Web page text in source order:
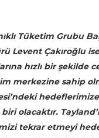
Tüketim Grubu
Levent Çakıroğlu
hızlı bir şekilde
merkezine sahip
hedeflerimize
olacaktır.
tekrar etmeyi